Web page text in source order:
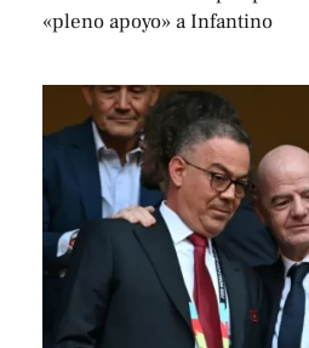
«pleno apoyo» a Infantino